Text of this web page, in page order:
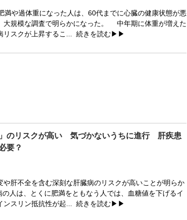
や過体重になった人は、60代までに心臓の健康状態が悪
大規模な調査で明らかになった。 中年期に体重が増えた
リスクが上昇するこ... 続きを読む▶▶
のリスクが高い 気づかないうちに進行 肝疾患
要？
肝不全を含む深刻な肝臓病のリスクが高いことが明らか
人は、とくに肥満をともなう人では、血糖値を下げるイ
ンスリン抵抗性が起... 続きを読む▶▶